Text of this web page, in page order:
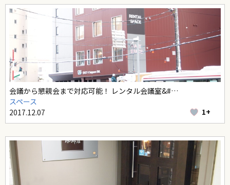
会議から懇親会まで対応可能！ レンタル会議室&#…
スペース
2017.12.07
1+